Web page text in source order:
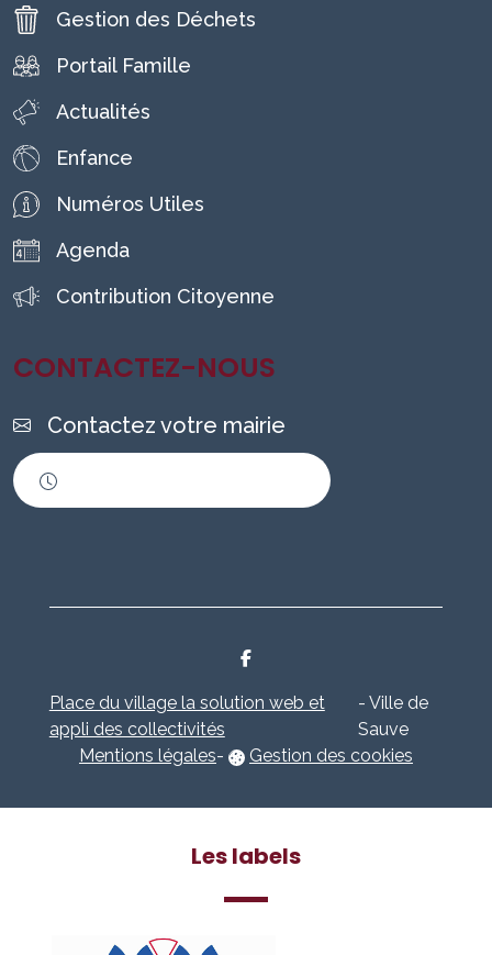
Gestion des Déchets
Portail Famille
Actualités
Enfance
Numéros Utiles
Agenda
Contribution Citoyenne
CONTACTEZ-NOUS
Contactez votre mairie
Place du village la solution web et
appli des collectivités
- Ville de
Sauve
Mentions légales- Gestion des cookies
Les labels